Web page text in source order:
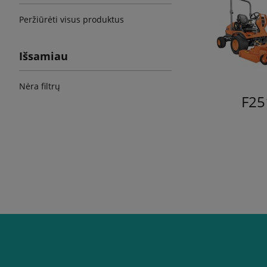
Peržiūrėti visus produktus
Išsamiau
Nėra filtrų